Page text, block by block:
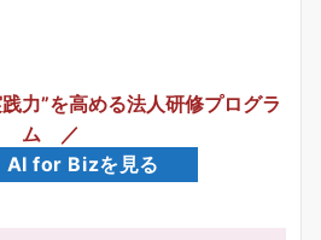
力”を高める法人研修プログラ
ム ／
AI for Bizを見る